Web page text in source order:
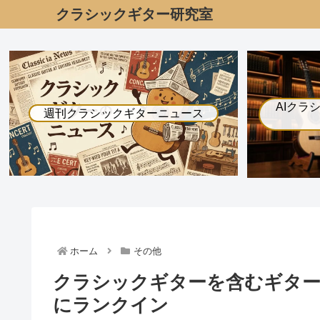
クラシックギター研究室
週刊クラシックギターニュース AIクラ
ホーム その他
クラシックギターを含むギタ
にランクイン